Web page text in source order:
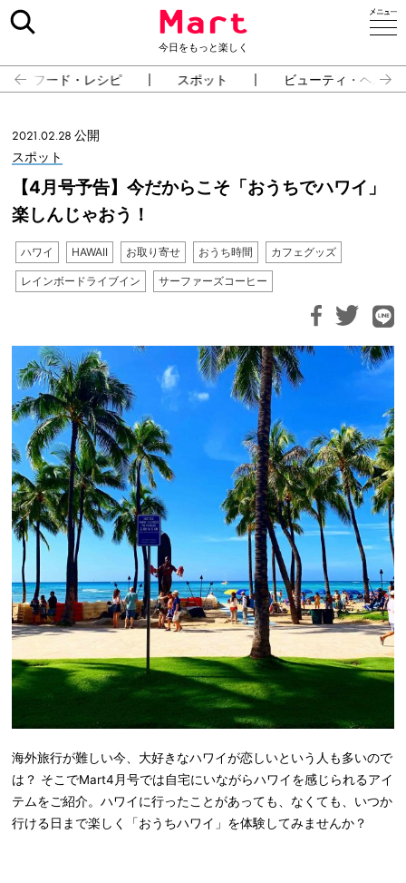
今日をもっと楽しく
フード・レシピ スポット ビューティ・ヘルス
2021.02.28 公開
スポット
【4月号予告】今だからこそ「おうちでハワイ」
楽しんじゃおう！
ハワイ HAWAII お取り寄せ おうち時間 カフェグッズ
レインボードライブイン サーファーズコーヒー
海外旅行が難しい今、大好きなハワイが恋しいという人も多いので
は？ そこでMart4月号では自宅にいながらハワイを感じられるアイ
テムをご紹介。ハワイに行ったことがあっても、なくても、いつか
行ける日まで楽しく「おうちハワイ」を体験してみませんか？